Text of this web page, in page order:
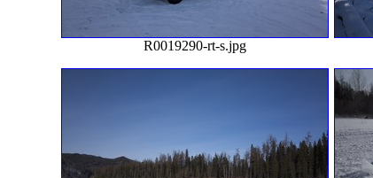
R0019290-rt-s.jpg